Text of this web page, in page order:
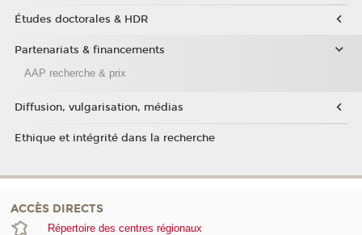
Études doctorales & HDR
Partenariats & financements
AAP recherche & prix
Diffusion, vulgarisation, médias
Ethique et intégrité dans la recherche
ACCÈS DIRECTS
Répertoire des centres régionaux